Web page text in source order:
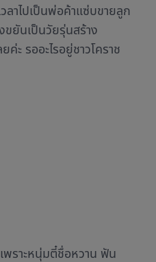
ลาไปเป็นพ่อค้าแซ่บขายลูก
ขยันเป็นวัยรุ่นสร้าง
ะ รออะไรอยู่ชาวโคราช
พราะหนุ่มตี๋ชื่อหวาน ฟัน